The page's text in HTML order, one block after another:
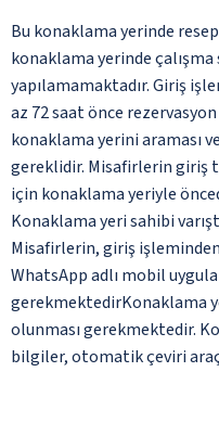
Bu konaklama yerinde
konaklama yerinde çalışma
yapılamamaktadır. Giriş
az 72 saat önce
konaklama yerini araması
gereklidir. Misafirlerin giriş
için konaklama yeriyle
Konaklama yeri sahibi
Misafirlerin, giriş
WhatsApp adlı mobil
gerekmektedirKonaklama
olunması gerekmektedir.
bilgiler, otomatik çeviri